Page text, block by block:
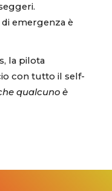
emergenza è
la pilota
con tutto il self-
qualcuno è